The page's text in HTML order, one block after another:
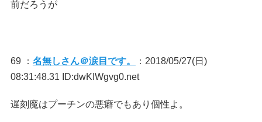
前だろうが
69 ： 名無しさん＠涙目です。
：2018/05/27(日)
08:31:48.31 ID:dwKIWgvg0.net
遅刻魔はプーチンの悪癖でもあり個性よ。